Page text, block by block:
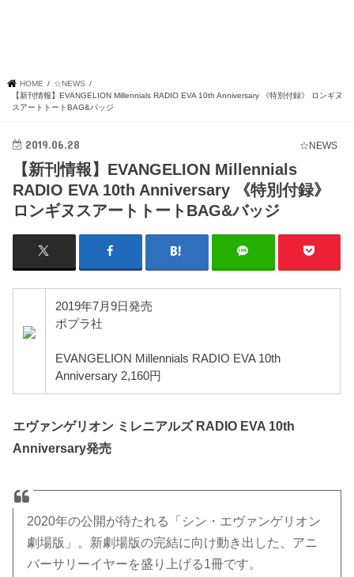
HOME
☆NEWS
【新刊情報】EVANGELION Millennials RADIO EVA 10th Anniversary 《特別付録》 ロンギヌ
スアートトートBAG&バッジ
☆NEWS
2019.06.28
【新刊情報】EVANGELION Millennials
RADIO EVA 10th Anniversary 《特別付録》
ロンギヌスアートトートBAG&バッジ
2019年7月9日発売
ポプラ社
EVANGELION Millennials RADIO EVA 10th
Anniversary 2,160円
エヴァンゲリオン ミレニアルズ RADIO EVA 10th
Anniversary発売
2020年の公開が待たれる「シン・エヴァンゲリオン
劇場版」。新劇場版の完結に向け動き出した、アニ
バーサリーイヤーを盛り上げる1冊です。